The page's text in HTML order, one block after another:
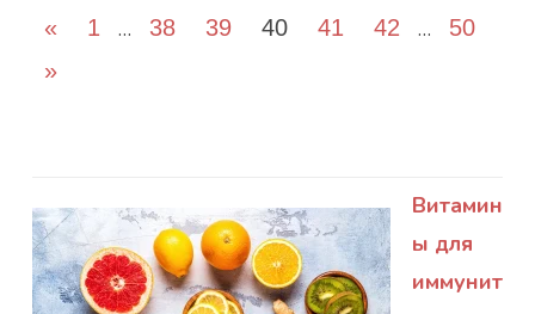
Пагинация
записей
«Предыдущие
записи
1 … 38 39 40 41 42 …
50
Следующие
»
Витамин
ы для
иммунит